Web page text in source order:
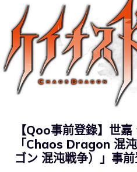
【Qoo事前登錄】世
「Chaos Dragon 混
ゴン 混沌戦争）」事前